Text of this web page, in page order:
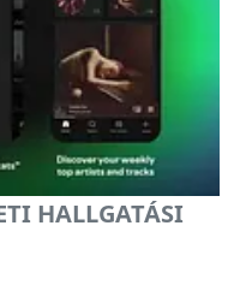
HALLGATÁSI